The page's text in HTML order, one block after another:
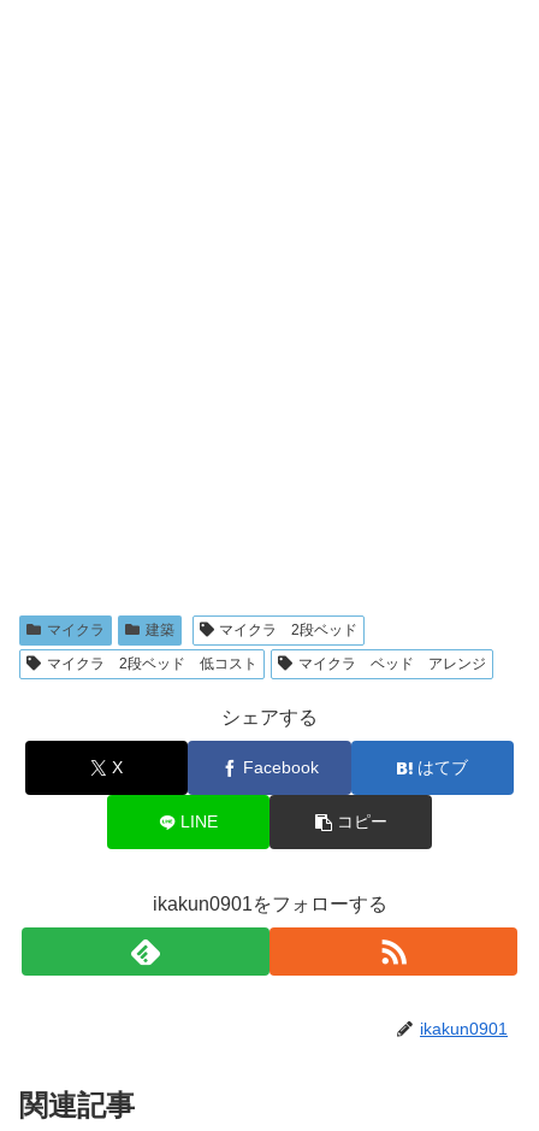
マイクラ 建築
マイクラ 2段ベッド
マイクラ 2段ベッド 低コスト
マイクラ ベッド アレンジ
シェアする
X Facebook はてブ
LINE コピー
ikakun0901をフォローする
ikakun0901
関連記事